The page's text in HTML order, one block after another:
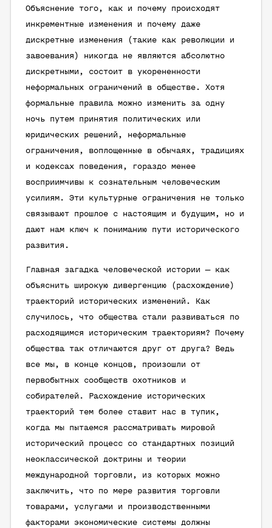
Объяснение того, как и почему происходят
инкрементные изменения и почему даже
дискретные изменения (такие как революции и
завоевания) никогда не являются абсолютно
дискретными, состоит в укорененности
неформальных ограничений в обществе. Хотя
формальные правила можно изменить за одну
ночь путем принятия политических или
юридических решений, неформальные
ограничения, воплощенные в обычаях, традициях
и кодексах поведения, гораздо менее
восприимчивы к сознательным человеческим
усилиям. Эти культурные ограничения не только
связывают прошлое с настоящим и будущим, но и
дают нам ключ к пониманию пути исторического
развития.
Главная загадка человеческой истории — как
объяснить широкую дивергенцию (расхождение)
траекторий исторических изменений. Как
случилось, что общества стали развиваться по
расходящимся историческим траекториям? Почему
общества так отличаются друг от друга? Ведь
все мы, в конце концов, произошли от
первобытных сообществ охотников и
собирателей. Расхождение исторических
траекторий тем более ставит нас в тупик,
когда мы пытаемся рассматривать мировой
исторический процесс со стандартных позиций
неоклассической доктрины и теории
международной торговли, из которых можно
заключить, что по мере развития торговли
товарами, услугами и производственными
факторами экономические системы должны